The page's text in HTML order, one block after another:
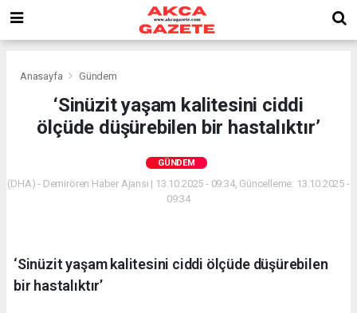
Anasayfa Gündem
‘Sinüzit yaşam kalitesini ciddi
ölçüde düşürebilen bir hastalıktır’
GÜNDEM
(DHA) - Demirören Haber Ajansı | 13.10.2025 - 09:34, Güncelleme: 13.10.2025 -
09:34
‘Sinüzit yaşam kalitesini ciddi ölçüde düşürebilen
bir hastalıktır’